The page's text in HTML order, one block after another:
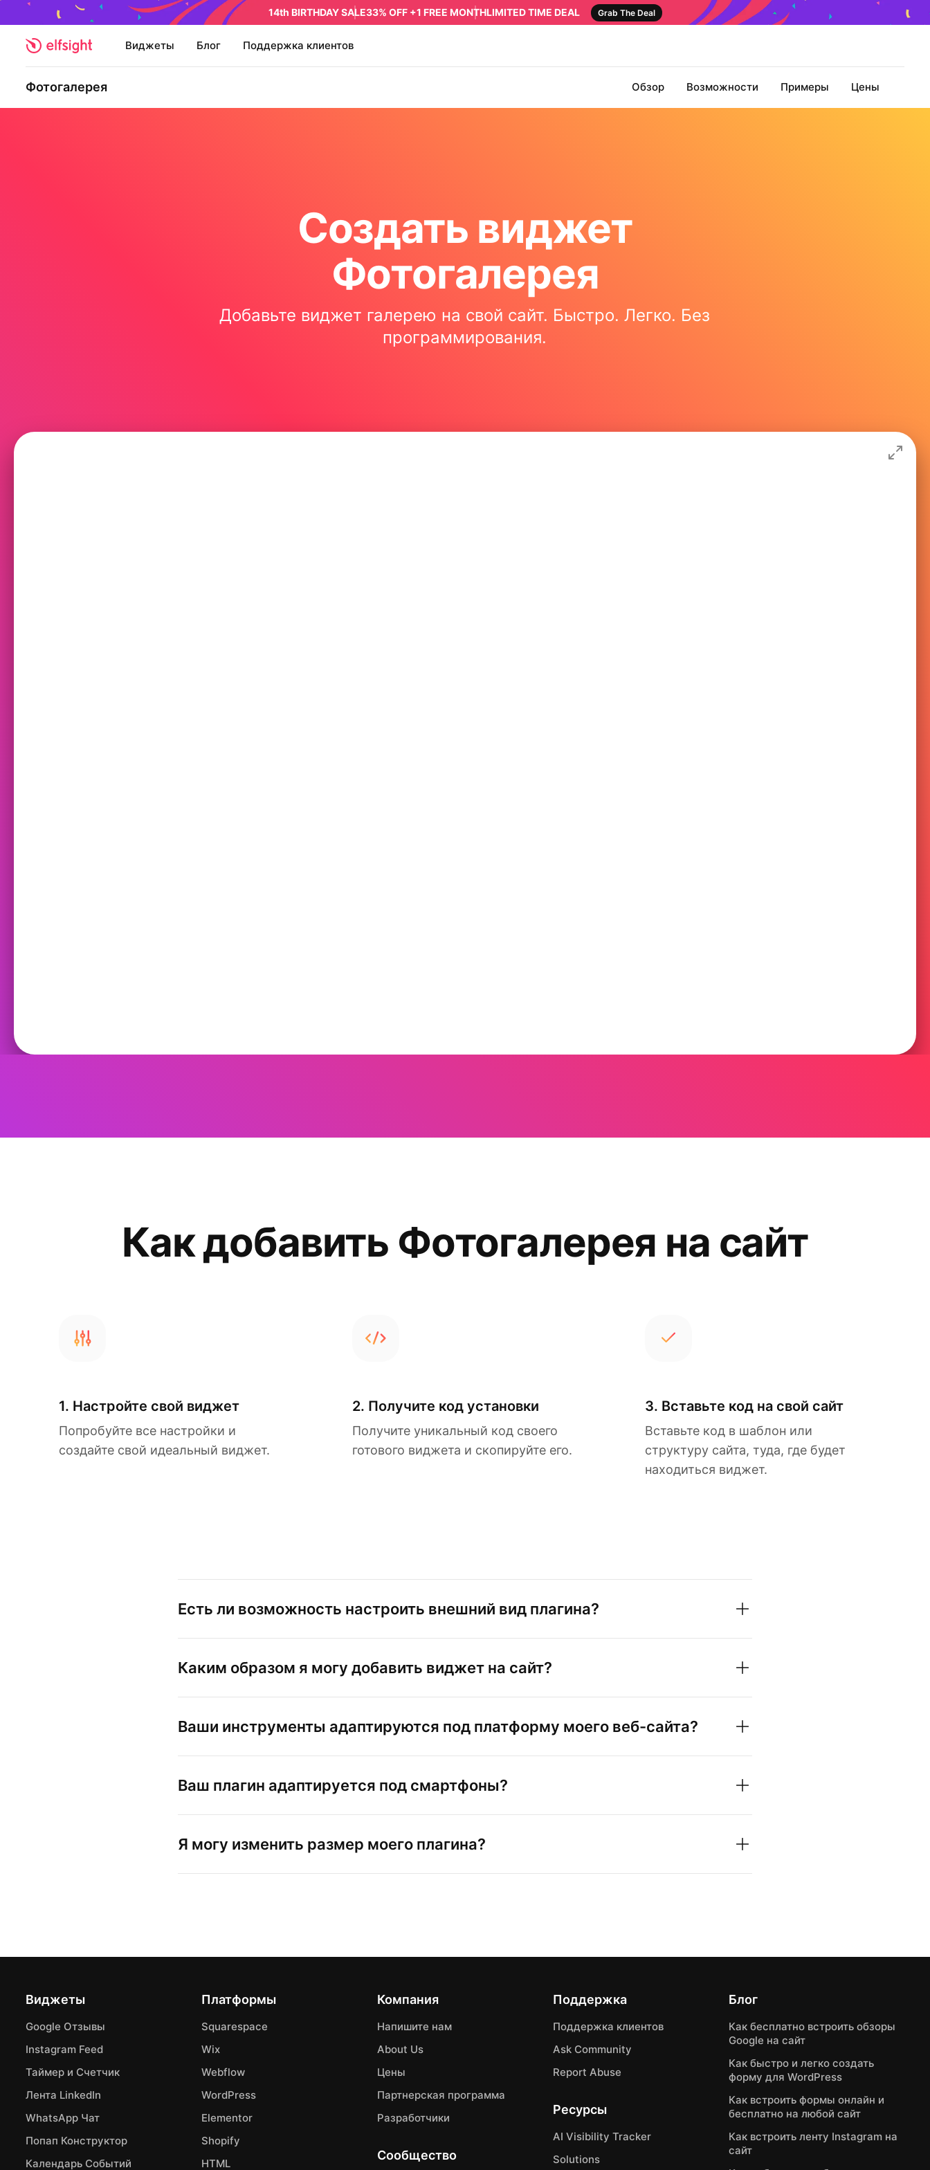
14th BIRTHDAY SALE33% OFF +1 FREE MONTHLIMITED TIME DEAL Grab The Deal
Виджеты Блог Поддержка клиентов
Фотогалерея Обзор Возможности Примеры Цены
Создать виджет
Фотогалерея
Добавьте виджет галерею на свой сайт. Быстро. Легко. Без
программирования.
Как добавить Фотогалерея на сайт
1. Настройте свой виджет
Попробуйте все настройки и
создайте свой идеальный виджет.
2. Получите код установки
Получите уникальный код своего
готового виджета и скопируйте его.
3. Вставьте код на свой сайт
Вставьте код в шаблон или
структуру сайта, туда, где будет
находиться виджет.
Есть ли возможность настроить внешний вид плагина?
Каким образом я могу добавить виджет на сайт?
Ваши инструменты адаптируются под платформу моего веб-сайта?
Ваш плагин адаптируется под смартфоны?
Я могу изменить размер моего плагина?
Виджеты
Google Отзывы
Instagram Feed
Таймер и Счетчик
Лента LinkedIn
WhatsApp Чат
Попап Конструктор
Календарь Событий
Платформы
Squarespace
Wix
Webflow
WordPress
Elementor
Shopify
HTML
Компания
Напишите нам
About Us
Цены
Партнерская программа
Разработчики
Сообщество
Поддержка
Поддержка клиентов
Ask Community
Report Abuse
Ресурсы
AI Visibility Tracker
Solutions
Блог
Как бесплатно встроить обзоры
Google на сайт
Как быстро и легко создать
форму для WordPress
Как встроить формы онлайн и
бесплатно на любой сайт
Как встроить ленту Instagram на
сайт